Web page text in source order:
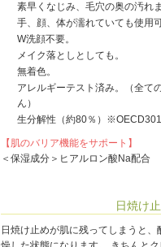
素早くなじみ、毛穴の奥の汚れ
手、顔、体が濡れていても使用可
W洗顔不要。
メイク落としとしても。
無着色。
アレルギーテスト済み。（全て
ん）
生分解性（約80％）
【肌のバリア機能をサポート】
＜保湿成分＞ヒアルロン酸Na配合
日焼け
日焼け止めが肌に残ってしまうと